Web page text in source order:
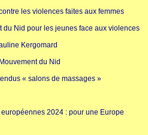
les violences faites aux femmes
du Nid pour les jeunes face aux violences
Kergomard
du Nid
« salons de massages »
2024 : pour une Europe